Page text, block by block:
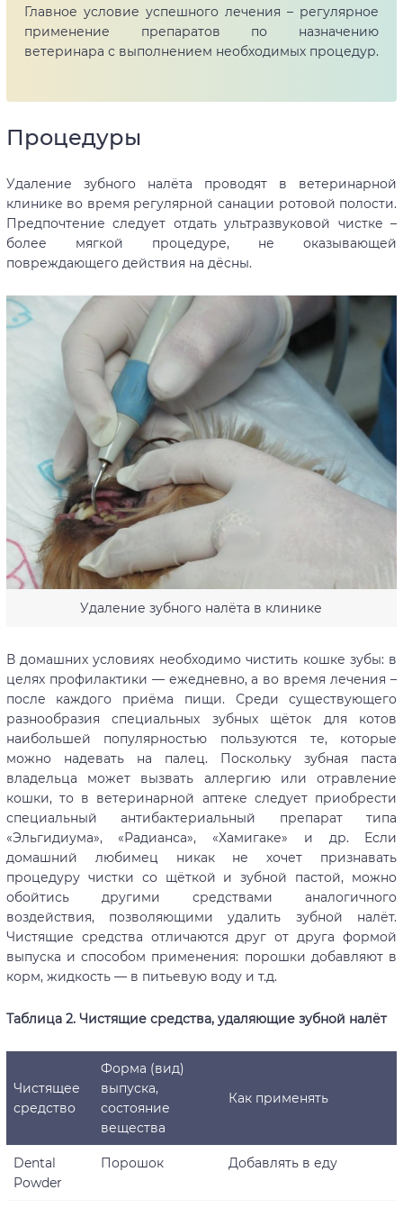
Главное условие успешного лечения – регулярное
применение препаратов по назначению
ветеринара с выполнением необходимых процедур.
Процедуры
Удаление зубного налёта проводят в ветеринарной
клинике во время регулярной санации ротовой полости.
Предпочтение следует отдать ультразвуковой чистке –
более мягкой процедуре, не оказывающей
повреждающего действия на дёсны.
Удаление зубного налёта в клинике
В домашних условиях необходимо чистить кошке зубы: в
целях профилактики — ежедневно, а во время лечения –
после каждого приёма пищи. Среди существующего
разнообразия специальных зубных щёток для котов
наибольшей популярностью пользуются те, которые
можно надевать на палец. Поскольку зубная паста
владельца может вызвать аллергию или отравление
кошки, то в ветеринарной аптеке следует приобрести
специальный антибактериальный препарат типа
«Эльгидиума», «Радианса», «Хамигаке» и др. Если
домашний любимец никак не хочет признавать
процедуру чистки со щёткой и зубной пастой, можно
обойтись другими средствами аналогичного
воздействия, позволяющими удалить зубной налёт.
Чистящие средства отличаются друг от друга формой
выпуска и способом применения: порошки добавляют в
корм, жидкость — в питьевую воду и т.д.
Таблица 2. Чистящие средства, удаляющие зубной налёт
Чистящее
средство
Форма (вид)
выпуска,
состояние
вещества
Как применять
Dental
Powder
Порошок Добавлять в еду